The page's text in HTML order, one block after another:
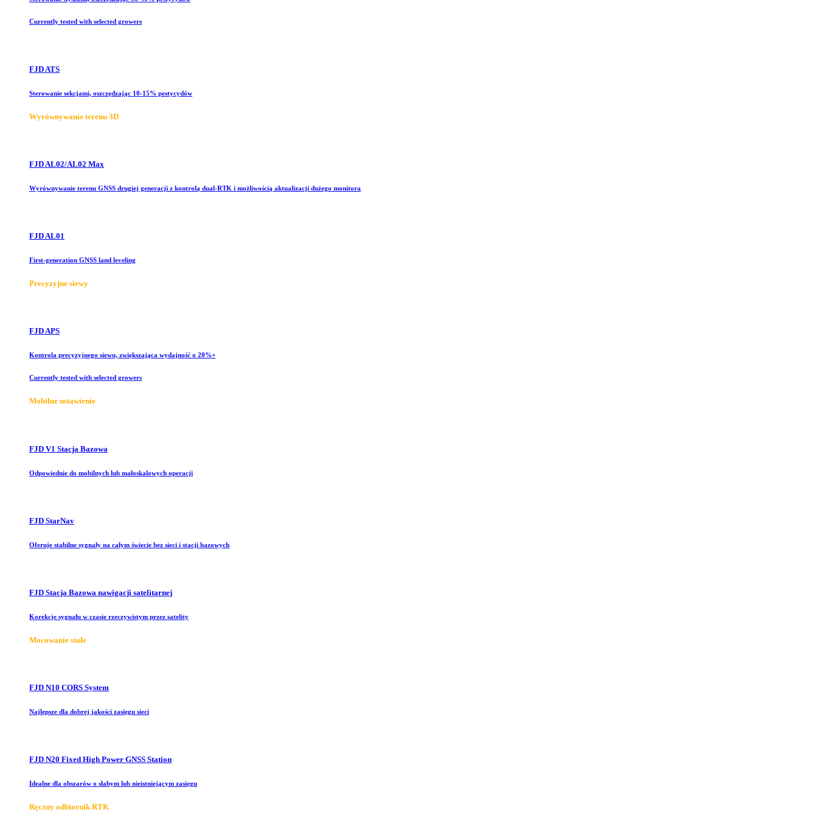
Currently tested with selected growers
FJD ATS
Sterowanie sekcjami, oszczędzając 10-15% pestycydów
Wyrównywanie terenu 3D
FJD AL02/AL02 Max
Wyrównywanie terenu GNSS drugiej generacji z kontrolą dual-RTK i możliwością aktualizacji dużego monitora
FJD AL01
First-generation GNSS land leveling
Precyzyjne siewy
FJD APS
Kontrola precyzyjnego siewu, zwiększająca wydajność o 20%+
Currently tested with selected growers
Mobilne ustawienie
FJD V1 Stacja Bazowa
Odpowiednie do mobilnych lub małoskalowych operacji
FJD StarNav
Oferuje stabilne sygnały na całym świecie bez sieci i stacji bazowych
FJD Stacja Bazowa nawigacji satelitarnej
Korekcje sygnału w czasie rzeczywistym przez satelity
Mocowanie stałe
FJD N10 CORS System
Najlepsze dla dobrej jakości zasięgu sieci
FJD N20 Fixed High Power GNSS Station
Idealne dla obszarów o słabym lub nieistniejącym zasięgu
Ręczny odbiornik RTK